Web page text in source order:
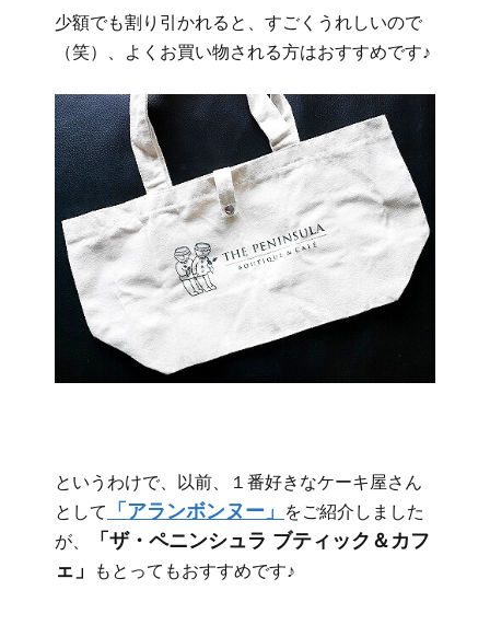
少額でも割り引かれると、すごくうれしいので
（笑）、よくお買い物される方はおすすめです♪
というわけで、以前、１番好きなケーキ屋さん
として
「アランボンヌー」
をご紹介しました
が、
「ザ・ペニンシュラ ブティック＆カフ
ェ」
もとってもおすすめです♪